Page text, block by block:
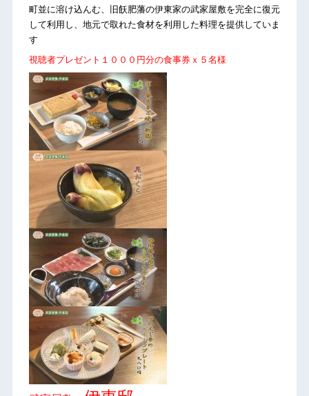
町並に溶け込んむ、旧飫肥藩の伊東家の武家屋敷を完全に復元
して利用し、地元で取れた食材を利用した料理を提供していま
す
視聴者プレゼント１０００円分の食事券ｘ５名様